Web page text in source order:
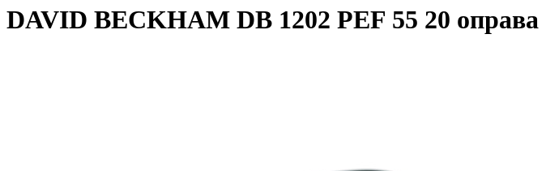
DAVID BECKHAM DB 1202 PEF 55 20 оправа